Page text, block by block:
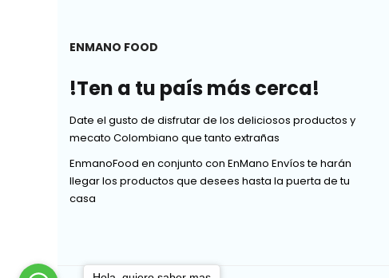
ENMANO FOOD
!Ten a tu país más cerca!
Date el gusto de disfrutar de los deliciosos productos y
mecato Colombiano que tanto extrañas
EnmanoFood en conjunto con EnMano Envíos te harán
llegar los productos que desees hasta la puerta de tu
casa